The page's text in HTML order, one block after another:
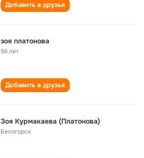
Добавить в друзья
зоя платонова
56 лет
Добавить в друзья
Зоя Курмакаева (Платонова)
Белогорск